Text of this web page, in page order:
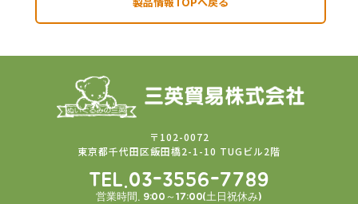
〒102-0072
東京都千代田区飯田橋2-1-10 TUGビル2階
TEL.03-3556-7789
営業時間. 9:00～17:00(土日祝休み)